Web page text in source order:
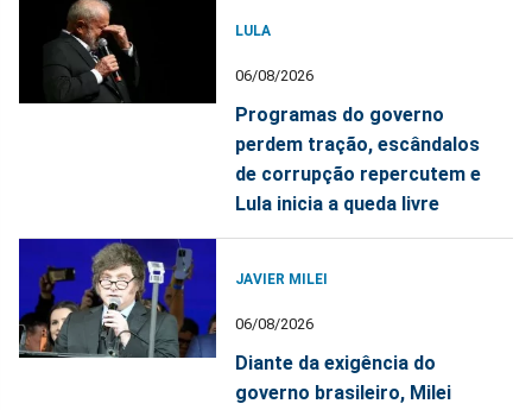
LULA
06/08/2026
Programas do governo
perdem tração, escândalos
de corrupção repercutem e
Lula inicia a queda livre
JAVIER MILEI
06/08/2026
Diante da exigência do
governo brasileiro, Milei